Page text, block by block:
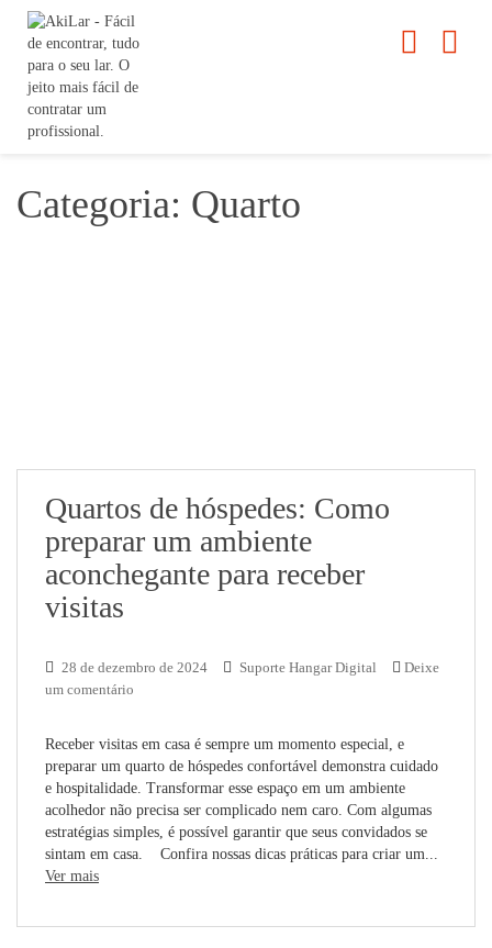
Categoria: Quarto
Quartos de hóspedes: Como
preparar um ambiente
aconchegante para receber
visitas
28 de dezembro de 2024 Suporte Hangar Digital
Deixe
um comentário
Receber visitas em casa é sempre um momento especial, e
preparar um quarto de hóspedes confortável demonstra cuidado
e hospitalidade. Transformar esse espaço em um ambiente
acolhedor não precisa ser complicado nem caro. Com algumas
estratégias simples, é possível garantir que seus convidados se
sintam em casa. Confira nossas dicas práticas para criar um...
Ver mais